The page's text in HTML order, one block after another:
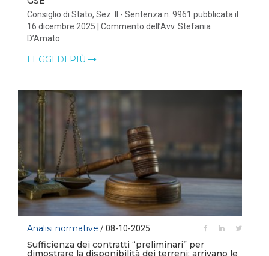
Consiglio di Stato, Sez. II - Sentenza n. 9961 pubblicata il
16 dicembre 2025 | Commento dell’Avv. Stefania
D’Amato
LEGGI DI PIÙ
Analisi normative / 08-10-2025
Sufficienza dei contratti “preliminari” per
dimostrare la disponibilità dei terreni: arrivano le